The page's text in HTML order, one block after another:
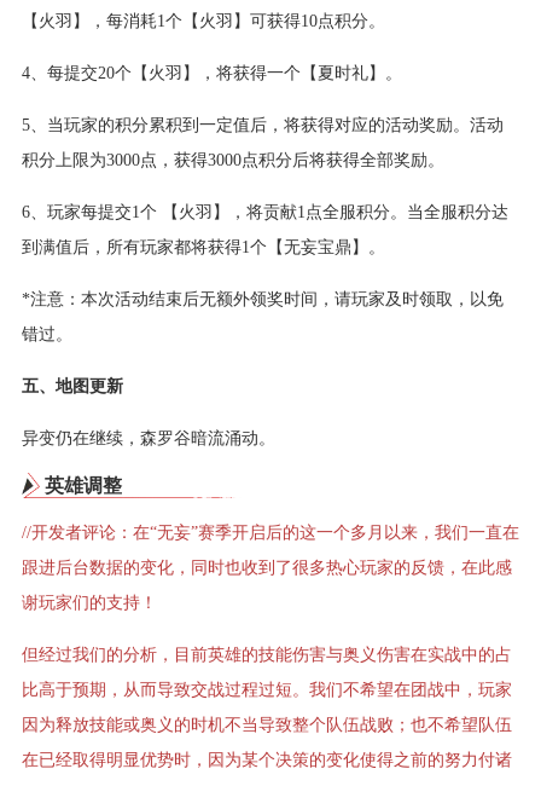
【火羽】，每消耗1个【火羽】可获得10点积分。
4、每提交20个【火羽】，将获得一个【夏时礼】。
5、当玩家的积分累积到一定值后，将获得对应的活动奖励。活动
积分上限为3000点，获得3000点积分后将获得全部奖励。
6、玩家每提交1个 【火羽】，将贡献1点全服积分。当全服积分达
到满值后，所有玩家都将获得1个【无妄宝鼎】。
*注意：本次活动结束后无额外领奖时间，请玩家及时领取，以免
错过。
五、地图更新
异变仍在继续，森罗谷暗流涌动。
英雄调整
//开发者评论：在“无妄”赛季开启后的这一个多月以来，我们一直在
跟进后台数据的变化，同时也收到了很多热心玩家的反馈，在此感
谢玩家们的支持！
但经过我们的分析，目前英雄的技能伤害与奥义伤害在实战中的占
比高于预期，从而导致交战过程过短。我们不希望在团战中，玩家
因为释放技能或奥义的时机不当导致整个队伍战败；也不希望队伍
在已经取得明显优势时，因为某个决策的变化使得之前的努力付诸